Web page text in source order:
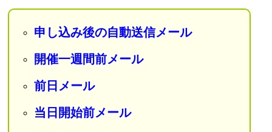
申し込み後の自動送信メール
開催一週間前メール
前日メール
当日開始前メール